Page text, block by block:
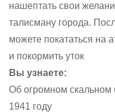
нашептать свои
талисману города.
можете покататься на
и покормить уток
Вы узнаете:
Об огромном
1941 году